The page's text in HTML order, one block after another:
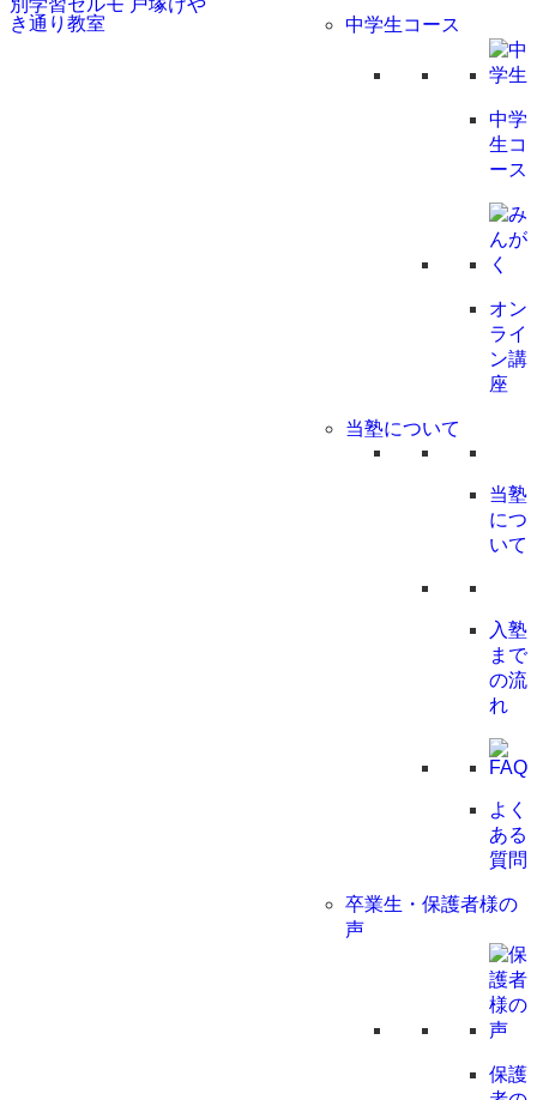
中学生コース
中学
生コ
ース
オン
ライ
ン講
座
当塾について
当塾
につ
いて
入塾
まで
の流
れ
よく
ある
質問
卒業生・保護者様の
声
保護